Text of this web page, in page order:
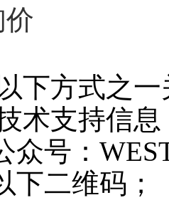
下方式之
术支持信息
众号：
下二维码；